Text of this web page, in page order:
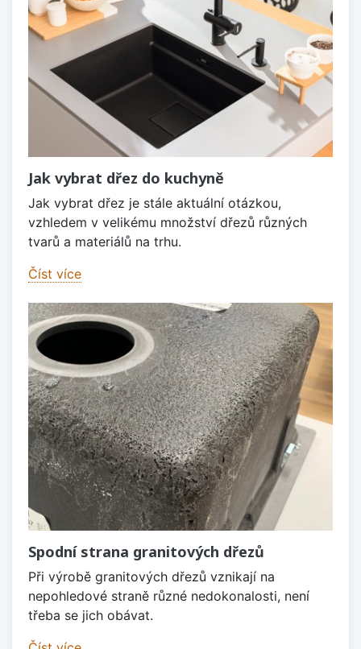
Jak vybrat dřez do kuchyně
Jak vybrat dřez je stále aktuální otázkou,
vzhledem v velikému množství dřezů různých
tvarů a materiálů na trhu.
Číst více
Spodní strana granitových dřezů
Při výrobě granitových dřezů vznikají na
nepohledové straně různé nedokonalosti, není
třeba se jich obávat.